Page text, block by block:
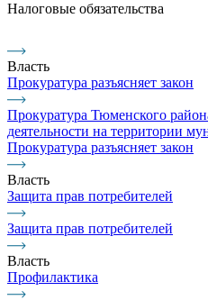
Налоговые обязательства
Власть
Прокуратура разъясняет закон
Прокуратура Тюменского
деятельности на территории
Прокуратура разъясняет закон
Власть
Защита прав потребителей
Защита прав потребителей
Власть
Профилактика